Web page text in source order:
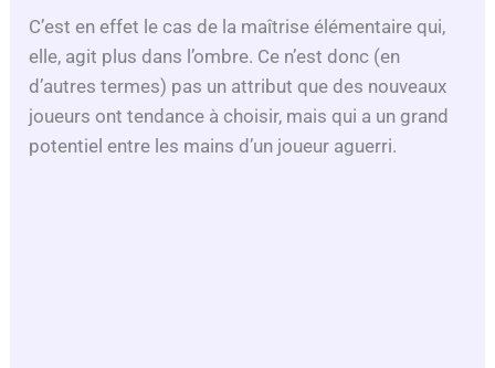
C’est en effet le cas de la maîtrise élémentaire qui,
elle, agit plus dans l’ombre. Ce n’est donc (en
d’autres termes) pas un attribut que des nouveaux
joueurs ont tendance à choisir, mais qui a un grand
potentiel entre les mains d’un joueur aguerri.